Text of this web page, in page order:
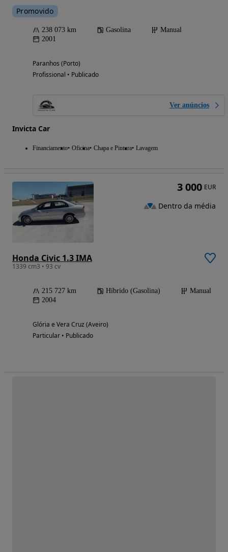
Promovido
238 073 km Gasolina
Manual
2001
Paranhos (Porto)
Profissional • Publicado
Ver anúncios
Invicta Car
Financiamento Oficina Chapa e Pintura Lavagem
Honda Civic 1.3 IMA
1339 cm3 • 93 cv
215 727 km Híbrido (Gasolina)
Manual
2004
Glória e Vera Cruz (Aveiro)
Particular • Publicado
3 000 EUR
Dentro da média